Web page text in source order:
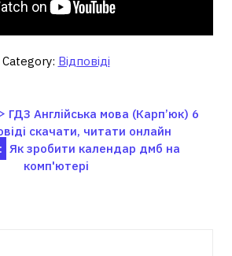
Category: Відповіді
ГДЗ Англійська мова (Карп’юк) 6
скачати, читати онлайн
Як зробити календар дмб на
комп'ютері